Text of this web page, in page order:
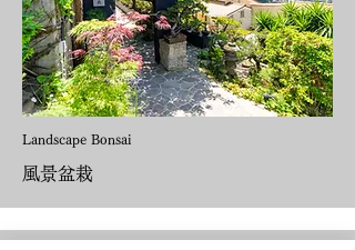
Landscape Bonsai
風景盆栽